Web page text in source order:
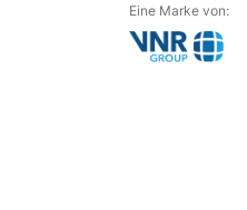
Eine Marke von: